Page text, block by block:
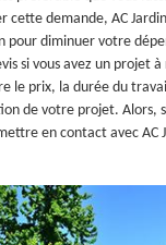
cette demande, AC
pour diminuer votre
si vous avez un projet à
le prix, la durée du
de votre projet. Alors,
en contact avec AC